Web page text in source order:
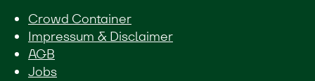
Crowd Container
Impressum & Disclaimer
AGB
Jobs